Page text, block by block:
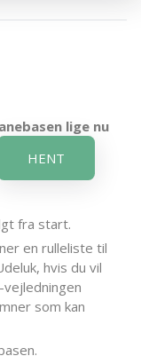
lige nu
HENT
fra start.
en rulleliste til
hvis du vil
som kan